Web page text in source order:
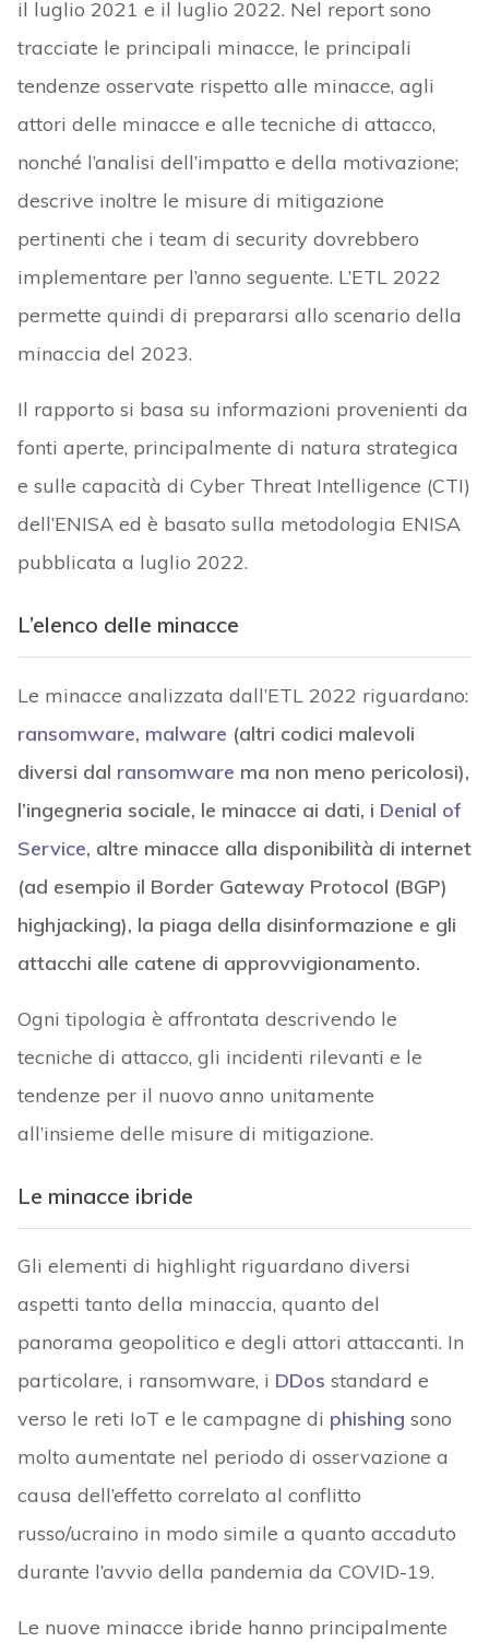
il luglio 2021 e il luglio 2022. Nel report sono
tracciate le principali minacce, le principali
tendenze osservate rispetto alle minacce, agli
attori delle minacce e alle tecniche di attacco,
nonché l’analisi dell’impatto e della motivazione;
descrive inoltre le misure di mitigazione
pertinenti che i team di security dovrebbero
implementare per l’anno seguente. L’ETL 2022
permette quindi di prepararsi allo scenario della
minaccia del 2023.
Il rapporto si basa su informazioni provenienti da
fonti aperte, principalmente di natura strategica
e sulle capacità di Cyber Threat Intelligence (CTI)
dell’ENISA ed è basato sulla metodologia ENISA
pubblicata a luglio 2022.
L’elenco delle minacce
Le minacce analizzata dall’ETL 2022 riguardano:
ransomware, malware (altri codici malevoli
diversi dal ransomware ma non meno pericolosi),
l’ingegneria sociale, le minacce ai dati, i Denial of
Service, altre minacce alla disponibilità di internet
(ad esempio il Border Gateway Protocol (BGP)
highjacking), la piaga della disinformazione e gli
attacchi alle catene di approvvigionamento.
Ogni tipologia è affrontata descrivendo le
tecniche di attacco, gli incidenti rilevanti e le
tendenze per il nuovo anno unitamente
all’insieme delle misure di mitigazione.
Le minacce ibride
Gli elementi di highlight riguardano diversi
aspetti tanto della minaccia, quanto del
panorama geopolitico e degli attori attaccanti. In
particolare, i ransomware, i DDos standard e
verso le reti IoT e le campagne di phishing sono
molto aumentate nel periodo di osservazione a
causa dell’effetto correlato al conflitto
russo/ucraino in modo simile a quanto accaduto
durante l’avvio della pandemia da COVID-19.
Le nuove minacce ibride hanno principalmente